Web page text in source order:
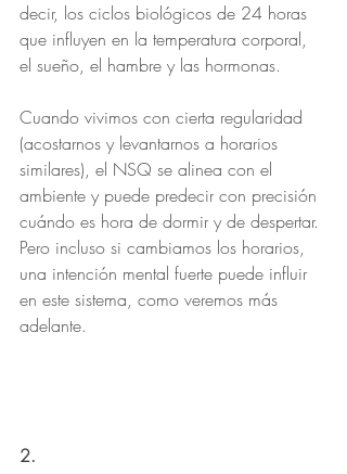
decir, los ciclos biológicos de 24 horas
que influyen en la temperatura corporal,
el sueño, el hambre y las hormonas.
Cuando vivimos con cierta regularidad
(acostarnos y levantarnos a horarios
similares), el NSQ se alinea con el
ambiente y puede predecir con precisión
cuándo es hora de dormir y de despertar.
Pero incluso si cambiamos los horarios,
una intención mental fuerte puede influir
en este sistema, como veremos más
adelante.
2.